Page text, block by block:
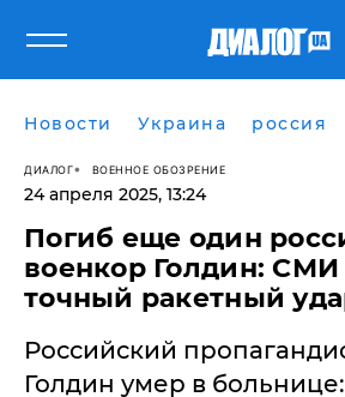
Новости Украина россия
ДИАЛОГ ВОЕННОЕ ОБОЗРЕНИЕ
24 апреля 2025, 13:24
Погиб еще один
военкор Голдин: СМИ
точный ракетный
Российский
Голдин умер в